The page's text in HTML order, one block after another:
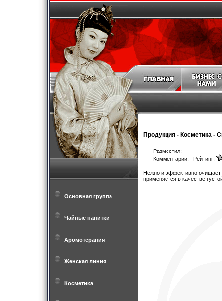
Основная группа
Чайные напитки
Аромотерапия
Женская линия
Косметика
Продукция - Косметика -
Разместил:
Комментарии: Рейтинг:
Нежно и эффективно очищает
применяется в качестве